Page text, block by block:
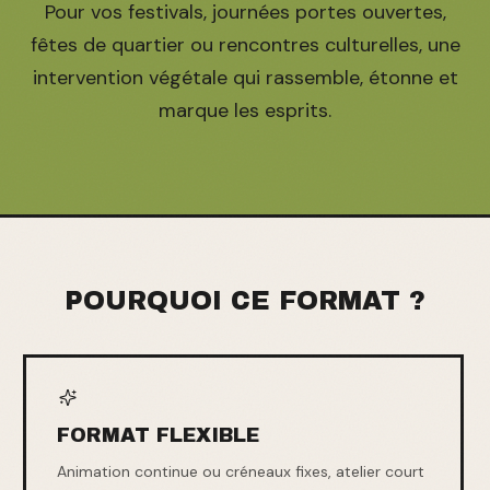
Pour vos festivals, journées portes ouvertes,
fêtes de quartier ou rencontres culturelles, une
intervention végétale qui rassemble, étonne et
marque les esprits.
POURQUOI CE FORMAT ?
FORMAT FLEXIBLE
Animation continue ou créneaux fixes, atelier court